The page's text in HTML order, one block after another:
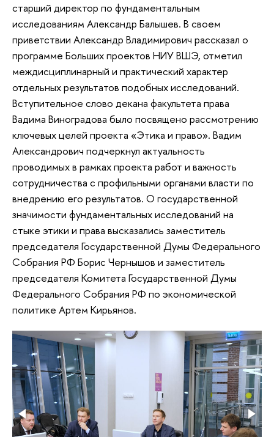
старший директор по фундаментальным
исследованиям Александр Балышев. В своем
приветствии Александр Владимирович рассказал о
программе Больших проектов НИУ ВШЭ, отметил
междисциплинарный и практический характер
отдельных результатов подобных исследований.
Вступительное слово декана факультета права
Вадима Виноградова было посвящено рассмотрению
ключевых целей проекта «Этика и право». Вадим
Александрович подчеркнул актуальность
проводимых в рамках проекта работ и важность
сотрудничества с профильными органами власти по
внедрению его результатов. О государственной
значимости фундаментальных исследований на
стыке этики и права высказались заместитель
председателя Государственной Думы Федерального
Собрания РФ Борис Чернышов и заместитель
председателя Комитета Государственной Думы
Федерального Собрания РФ по экономической
политике Артем Кирьянов.